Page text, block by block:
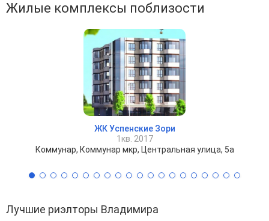
Жилые комплексы поблизости
ЖК Успенские Зори
1кв. 2017
Коммунар, Коммунар мкр, Центральная улица, 5а
Лучшие риэлторы Владимира